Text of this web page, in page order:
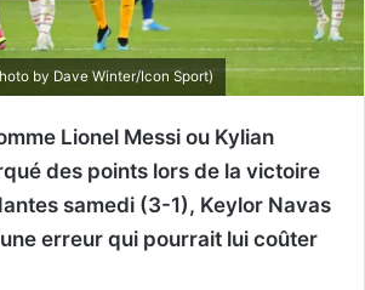
by Dave Winter/Icon Sport)
Lionel Messi ou Kylian
des points lors de la victoire
samedi (3-1), Keylor Navas
erreur qui pourrait lui coûter